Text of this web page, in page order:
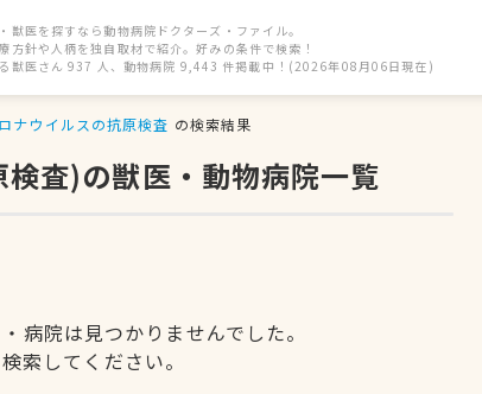
獣医を探すなら動物病院ドクターズ・ファイル。
方針や人柄を独自取材で紹介。好みの条件で検索！
獣医さん 937 人、動物病院 9,443 件掲載中！(2026年08月06日現在)
ナウイルスの抗原検査 の検索結果
査)の獣医・動物病院一覧
病院は見つかりませんでした。
索してください。